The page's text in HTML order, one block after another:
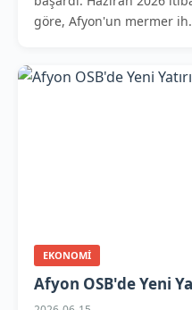
göre, Afyon'un mermer
EKONOMI
Afyon OSB'de Yeni